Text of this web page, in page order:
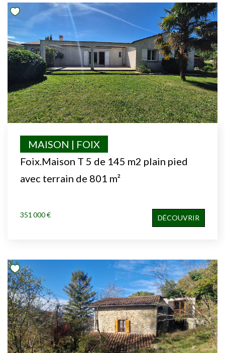
Foix.Maison T 5 de 145 m2 plain pied
avec terrain de 801 m²
MAISON | FOIX
351 000 € DÉCOUVRIR